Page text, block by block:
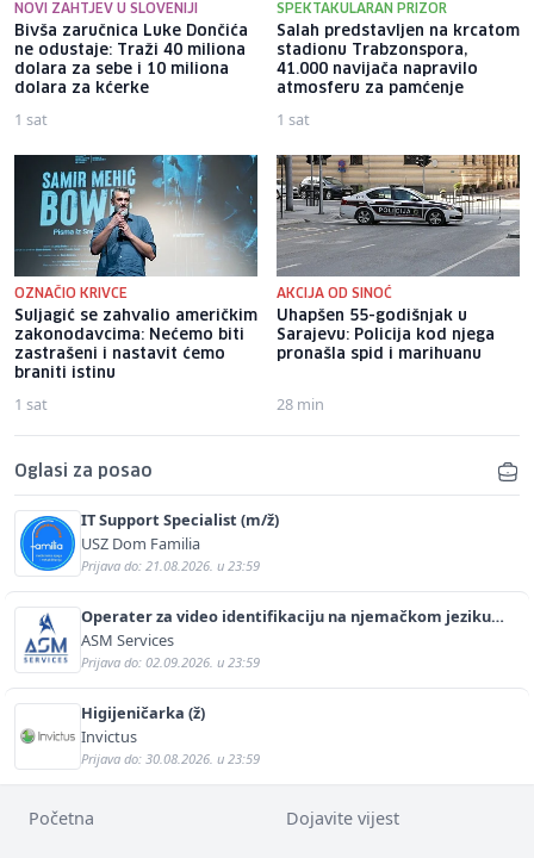
NOVI ZAHTJEV U SLOVENIJI
Bivša zaručnica Luke Dončića
ne odustaje: Traži 40 miliona
dolara za sebe i 10 miliona
dolara za kćerke
1 sat
SPEKTAKULARAN PRIZOR
Salah predstavljen na krcatom
stadionu Trabzonspora,
41.000 navijača napravilo
atmosferu za pamćenje
1 sat
OZNAČIO KRIVCE
Suljagić se zahvalio američkim
zakonodavcima: Nećemo biti
zastrašeni i nastavit ćemo
braniti istinu
1 sat
AKCIJA OD SINOĆ
Uhapšen 55-godišnjak u
Sarajevu: Policija kod njega
pronašla spid i marihuanu
28 min
Oglasi za posao
IT Support Specialist (m/ž)
USZ Dom Familia
Prijava do: 21.08.2026. u 23:59
Operater za video identifikaciju na njemačkom jeziku
(m/ž)
ASM Services
Prijava do: 02.09.2026. u 23:59
Higijeničarka (ž)
Invictus
Prijava do: 30.08.2026. u 23:59
Početna Dojavite vijest